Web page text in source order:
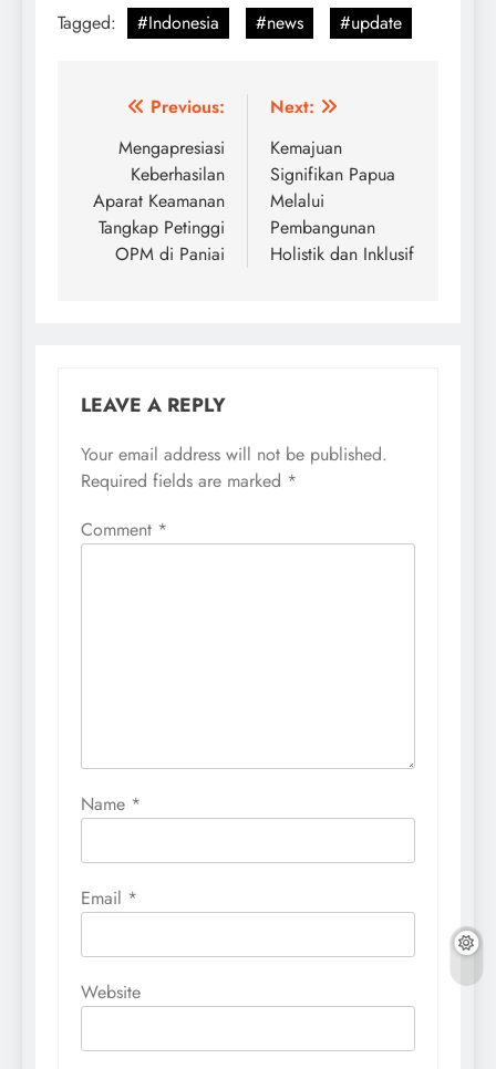
Tagged: #Indonesia #news #update
Post
navigation
Previous:
Mengapresiasi
Keberhasilan
Aparat Keamanan
Tangkap Petinggi
OPM di Paniai
Next:
Kemajuan
Signifikan Papua
Melalui
Pembangunan
Holistik dan Inklusif
LEAVE A REPLY
Your email address will not be published.
Required fields are marked *
Comment *
Name *
Email *
Website